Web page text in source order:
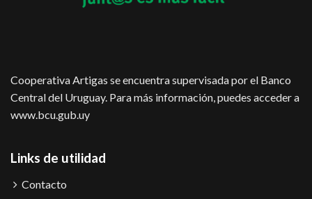
Cooperativa Artigas se encuentra supervisada por el Banco
Central del Uruguay. Para más información, puedes acceder a
www.bcu.gub.uy
Links de utilidad
Contacto